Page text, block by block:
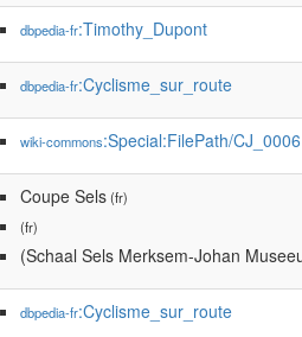
dbpedia-fr:Timothy_Dupont
dbpedia-fr:Cyclisme_sur_route
wiki-commons:Special:FilePath/
Coupe Sels(fr)
(fr)
(Schaal Sels Merksem-Johan
dbpedia-fr:Cyclisme_sur_route